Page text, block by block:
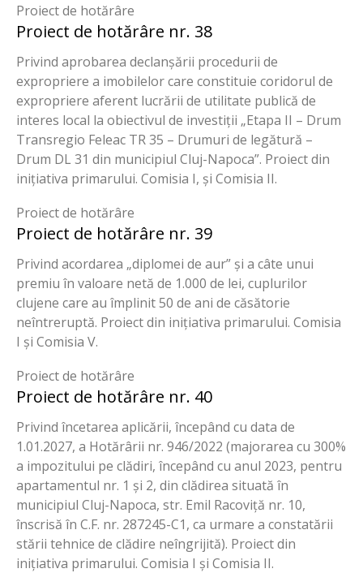
Proiect de hotărâre
Proiect de hotărâre nr. 38
Privind aprobarea declanșării procedurii de
expropriere a imobilelor care constituie coridorul de
expropriere aferent lucrării de utilitate publică de
interes local la obiectivul de investiții „Etapa II – Drum
Transregio Feleac TR 35 – Drumuri de legătură –
Drum DL 31 din municipiul Cluj-Napoca”. Proiect din
inițiativa primarului. Comisia I, și Comisia II.
Proiect de hotărâre
Proiect de hotărâre nr. 39
Privind acordarea „diplomei de aur” și a câte unui
premiu în valoare netă de 1.000 de lei, cuplurilor
clujene care au împlinit 50 de ani de căsătorie
neîntreruptă. Proiect din inițiativa primarului. Comisia
I și Comisia V.
Proiect de hotărâre
Proiect de hotărâre nr. 40
Privind încetarea aplicării, începând cu data de
1.01.2027, a Hotărârii nr. 946/2022 (majorarea cu 300%
a impozitului pe clădiri, începând cu anul 2023, pentru
apartamentul nr. 1 și 2, din clădirea situată în
municipiul Cluj-Napoca, str. Emil Racoviță nr. 10,
înscrisă în C.F. nr. 287245-C1, ca urmare a constatării
stării tehnice de clădire neîngrijită). Proiect din
inițiativa primarului. Comisia I și Comisia II.